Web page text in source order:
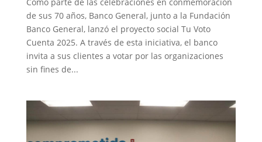
de sus 70 años, Banco General, junto a la Fundación
Banco General, lanzó el proyecto social Tu Voto
Cuenta 2025. A través de esta iniciativa, el banco
invita a sus clientes a votar por las organizaciones
sin fines de...